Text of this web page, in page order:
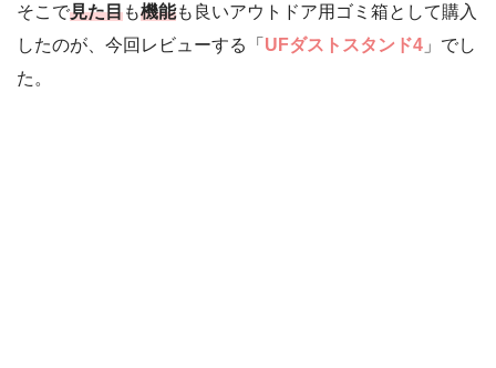
そこで見た目も機能も良いアウトドア用ゴミ箱として購入
したのが、今回レビューする「 UFダストスタンド4 」でし
た。